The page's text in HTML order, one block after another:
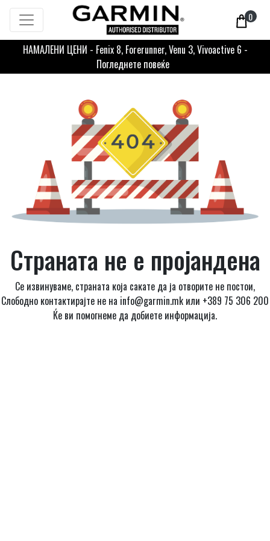
0
НАМАЛЕНИ ЦЕНИ - Fenix 8, Forerunner, Venu 3, Vivoactive 6 -
Погледнете повеќе
Страната не е пројандена
Се извинуваме, страната која сакате да ја отворите не постои,
Слободно контактирајте не на info@garmin.mk или +389 75 306 200
Ќе ви помогнеме да добиете информација.